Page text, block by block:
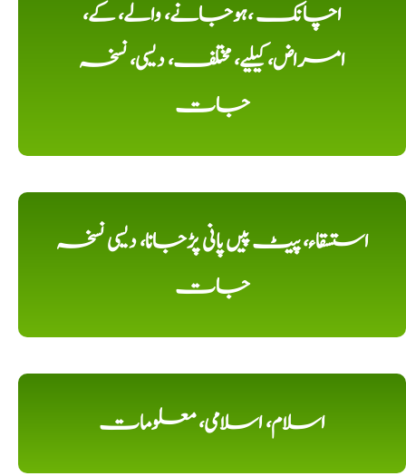
اچانک ،ہوجانے، والے، کے،
امراض، کیلیے، مختلف، دیسی، نسخہ
جات
استسقاء، پیٹ پیں پانی پڑجانا، دیسی نسخہ
جات
اسلام، اسلامی، معلومات